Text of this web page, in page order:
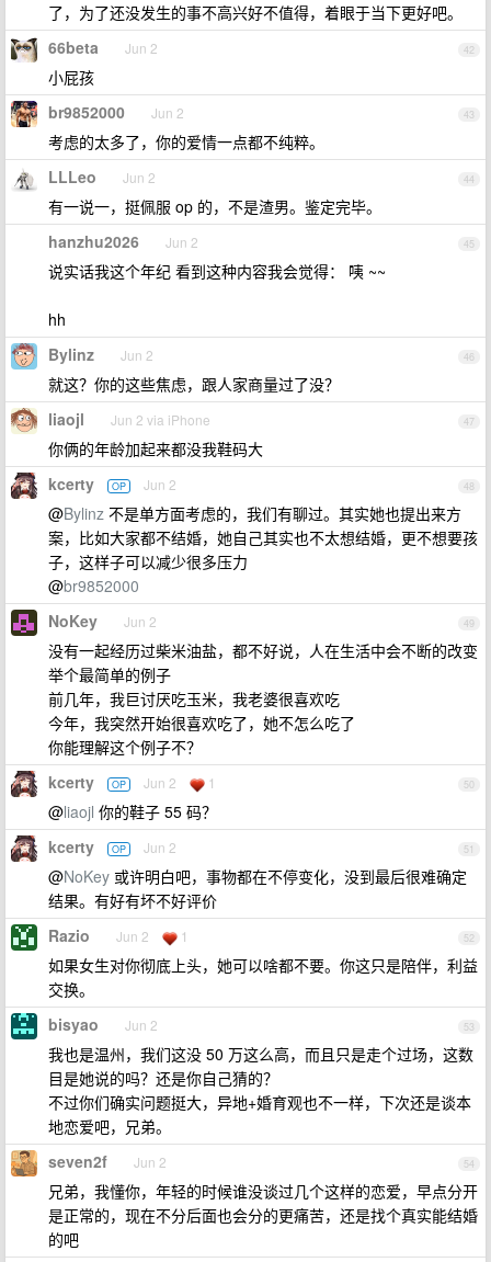
了，为了还没发生的事不高兴好不值得，着眼于当下更好吧。
42
66beta Jun 2
小屁孩
43
br9852000 Jun 2
考虑的太多了，你的爱情一点都不纯粹。
44
LLLeo Jun 2
有一说一，挺佩服 op 的，不是渣男。鉴定完毕。
45
hanzhu2026 Jun 2
说实话我这个年纪 看到这种内容我会觉得： 咦 ~~
hh
46
Bylinz Jun 2
就这？你的这些焦虑，跟人家商量过了没？
47
liaojl Jun 2 via iPhone
你俩的年龄加起来都没我鞋码大
48
kcerty OP Jun 2
@Bylinz 不是单方面考虑的，我们有聊过。其实她也提出来方
案，比如大家都不结婚，她自己其实也不太想结婚，更不想要孩
子，这样子可以减少很多压力
@br9852000
49
NoKey Jun 2
没有一起经历过柴米油盐，都不好说，人在生活中会不断的改变
举个最简单的例子
前几年，我巨讨厌吃玉米，我老婆很喜欢吃
今年，我突然开始很喜欢吃了，她不怎么吃了
你能理解这个例子不？
50
kcerty OP Jun 2 1
@liaojl 你的鞋子 55 码？
51
kcerty OP Jun 2
@NoKey 或许明白吧，事物都在不停变化，没到最后很难确定
结果。有好有坏不好评价
52
Razio Jun 2 1
如果女生对你彻底上头，她可以啥都不要。你这只是陪伴，利益
交换。
53
bisyao Jun 2
我也是温州，我们这没 50 万这么高，而且只是走个过场，这数
目是她说的吗？还是你自己猜的？
不过你们确实问题挺大，异地+婚育观也不一样，下次还是谈本
地恋爱吧，兄弟。
54
seven2f Jun 2
兄弟，我懂你，年轻的时候谁没谈过几个这样的恋爱，早点分开
是正常的，现在不分后面也会分的更痛苦，还是找个真实能结婚
的吧